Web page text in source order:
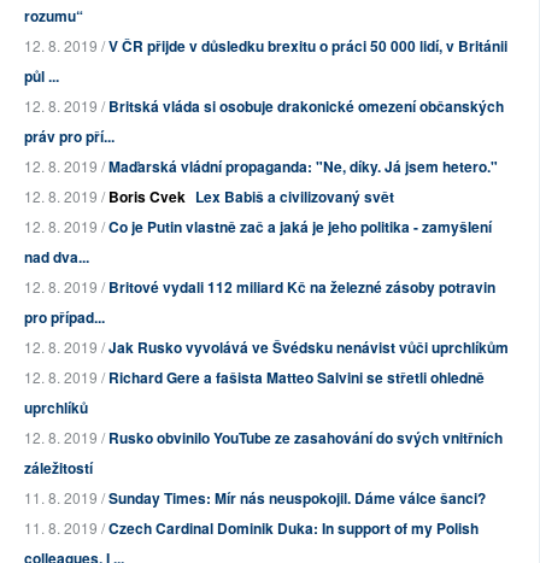
rozumu“
12. 8. 2019 /V ČR přijde v důsledku brexitu o práci 50 000 lidí, v Británii
půl ...
12. 8. 2019 /Britská vláda si osobuje drakonické omezení občanských
práv pro pří...
12. 8. 2019 /Maďarská vládní propaganda: "Ne, díky. Já jsem hetero."
12. 8. 2019 /Boris Cvek Lex Babiš a civilizovaný svět
12. 8. 2019 /Co je Putin vlastně zač a jaká je jeho politika - zamyšlení
nad dva...
12. 8. 2019 /Britové vydali 112 miliard Kč na železné zásoby potravin
pro případ...
12. 8. 2019 /Jak Rusko vyvolává ve Švédsku nenávist vůči uprchlíkům
12. 8. 2019 /Richard Gere a fašista Matteo Salvini se střetli ohledně
uprchlíků
12. 8. 2019 /Rusko obvinilo YouTube ze zasahování do svých vnitřních
záležitostí
11. 8. 2019 /Sunday Times: Mír nás neuspokojil. Dáme válce šanci?
11. 8. 2019 /Czech Cardinal Dominik Duka: In support of my Polish
colleagues, I ...